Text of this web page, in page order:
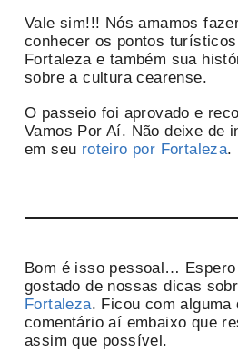
Vale sim!!! Nós amamos
conhecer os pontos
Fortaleza e também sua
sobre a cultura cearense.
O passeio foi aprovado e
Vamos Por Aí. Não deixe de
em seu roteiro por Fortaleza.
Bom é isso pessoal… Espero
gostado de nossas dicas
Fortaleza. Ficou com alguma
comentário aí embaixo que
assim que possível.